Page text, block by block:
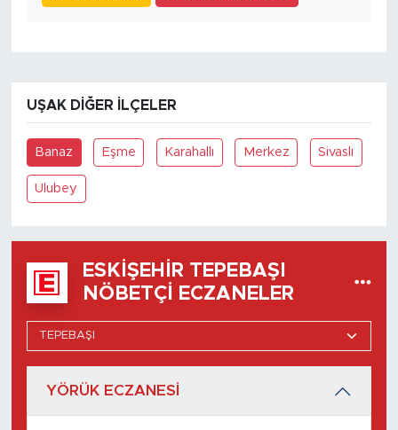
UŞAK DIĞER İLÇELER
Banaz Eşme Karahallı Merkez Sivaslı
Ulubey
ESKIŞEHIR TEPEBAŞI
NÖBETÇI ECZANELER
YÖRÜK ECZANESİ